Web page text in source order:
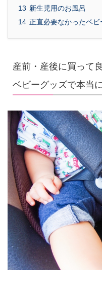
13 新生児用のお風呂
14 正直必要なかったベビ
産前・産後に買って
ベビーグッズで本当